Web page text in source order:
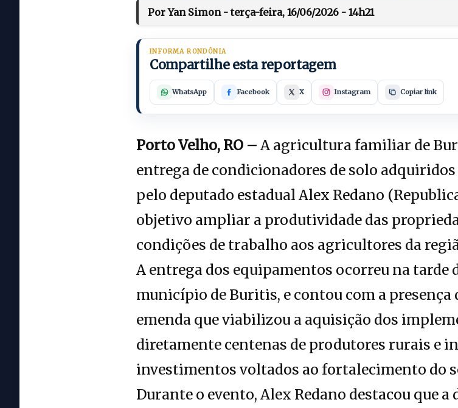
Por Yan Simon - terça-feira, 16/06/2026 - 14h21
INFORMA RONDÔNIA
Compartilhe esta reportagem
WhatsApp Facebook X Instagram Copiar link
Porto Velho, RO – A agricultura familiar de
entrega de condicionadores de solo
pelo deputado estadual Alex Redano
objetivo ampliar a produtividade das
condições de trabalho aos agricultores da
A entrega dos equipamentos ocorreu na tarde
município de Buritis, e contou com a
emenda que viabilizou a aquisição dos
diretamente centenas de produtores rurais e
investimentos voltados ao fortalecimento do
Durante o evento, Alex Redano destacou que